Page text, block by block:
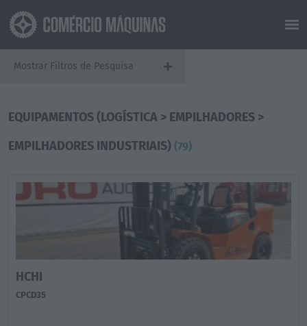
+
Mostrar Filtros de Pesquisa
EQUIPAMENTOS (LOGÍSTICA > EMPILHADORES >
EMPILHADORES INDUSTRIAIS) (79)
HCHI
CPCD35